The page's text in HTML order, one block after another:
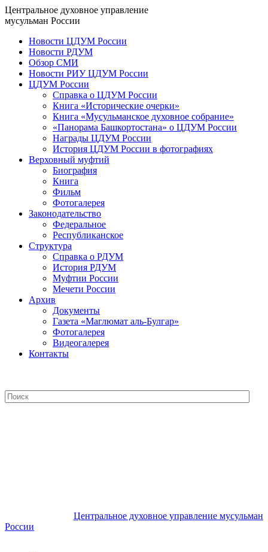
Центральное духовное управление
мусульман России
Новости ЦДУМ России
Новости РДУМ
Обзор СМИ
Новости РИУ ЦДУМ России
ЦДУМ России
Справка о ЦДУМ России
Книга «Исторические очерки»
Книга «Мусульманское духовное собрание»
«Панорама Башкортостана» о ЦДУМ России
Награды ЦДУМ России
История ЦДУМ России в фотографиях
Верховный муфтий
Биография
Книга
Фильм
Фотогалерея
Законодательство
Федеральное
Республиканское
Структура
Справка о РДУМ
История РДУМ
Муфтии России
Мечети России
Архив
Документы
Газета «Маглюмат аль-Булгар»
Фотогалерея
Видеогалерея
Контакты
Центральное духовное управление мусульман
России